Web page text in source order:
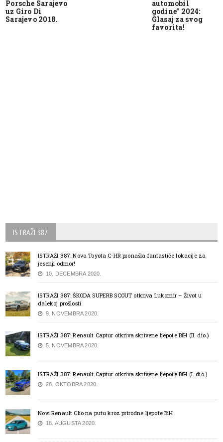
Porsche Sarajevo
uz Giro Di
Sarajevo 2018.
automobil
godine” 2024:
Glasaj za svog
favorita!
ISTRAŽI 387
ISTRAŽI 387: Nova Toyota C-HR pronašla fantastiče lokacije za
jesenji odmor!
10. DECEMBRA 2020.
ISTRAŽI 387: ŠKODA SUPERB SCOUT otkriva Lukomir – Život u
dalekoj prošlosti
9. NOVEMBRA 2020.
ISTRAŽI 387: Renault Captur otkriva skrivene ljepote BiH (II. dio.)
5. NOVEMBRA 2020.
ISTRAŽI 387: Renault Captur otkriva skrivene ljepote BiH (I. dio.)
28. OKTOBRA 2020.
Novi Renault Clio na putu kroz prirodne ljepote BiH
18. AUGUSTA 2020.